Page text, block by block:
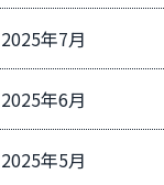
2025年7月
2025年6月
2025年5月